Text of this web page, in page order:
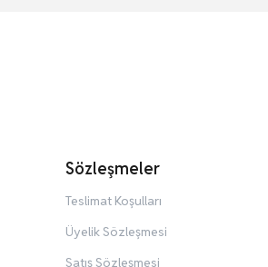
Sözleşmeler
Teslimat Koşulları
Üyelik Sözleşmesi
Satış Sözleşmesi